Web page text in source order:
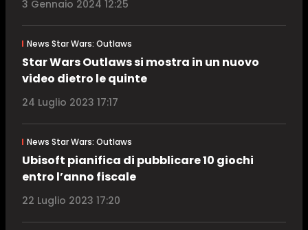
3 Gennaio 2024 12:25
News Star Wars: Outlaws
Star Wars Outlaws si mostra in un nuovo
video dietro le quinte
24 Luglio 2023 17:17
News Star Wars: Outlaws
Ubisoft pianifica di pubblicare 10 giochi
entro l’anno fiscale
22 Luglio 2023 17:20